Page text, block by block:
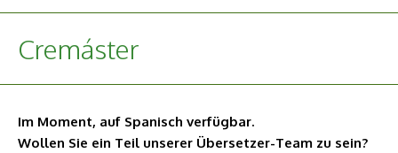
Cremáster
Im Moment, auf Spanisch verfügbar.
Wollen Sie ein Teil unserer Übersetzer-Team zu sein?